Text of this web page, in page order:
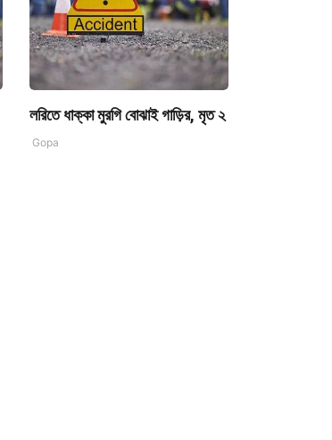
লরিতে ধাক্কা মুরগি বোঝাই গাড়ির, মৃত ২
Gopa